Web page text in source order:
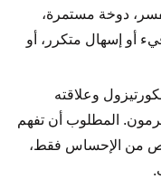
دوخة مستمرة،
أو إسهال متكرر، أو
وعلاقته
المطلوب أن تفهم
من الإحساس فقط،